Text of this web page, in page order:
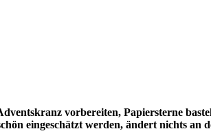
vorbereiten, Papiersterne
eingeschätzt werden, ändert nichts an